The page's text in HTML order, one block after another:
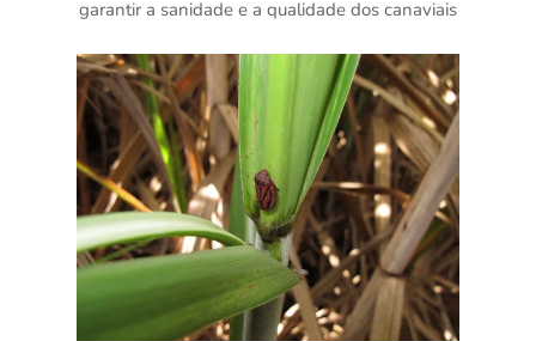
garantir a sanidade e a qualidade dos canaviais